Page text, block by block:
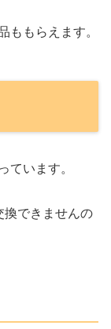
ももらえます。
ています。
換できませんの